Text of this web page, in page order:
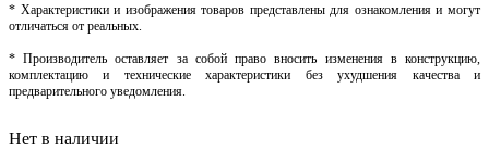
* Характеристики и изображения товаров представлены для ознакомления и могут
отличаться от реальных.
* Производитель оставляет за собой право вносить изменения в конструкцию,
комплектацию и технические характеристики без ухудшения качества и
предварительного уведомления.
Нет в наличии